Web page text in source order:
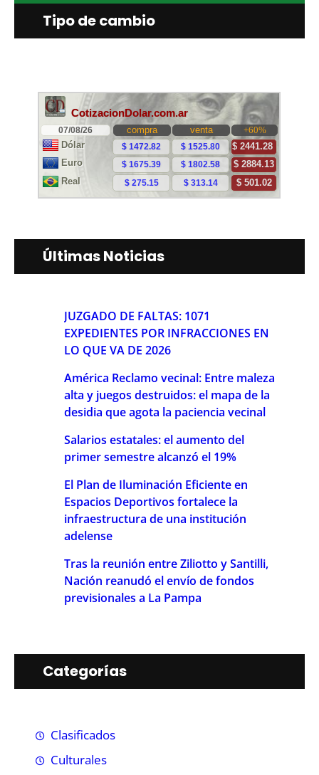
Tipo de cambio
Últimas Noticias
JUZGADO DE FALTAS: 1071
EXPEDIENTES POR INFRACCIONES EN
LO QUE VA DE 2026
América Reclamo vecinal: Entre maleza
alta y juegos destruidos: el mapa de la
desidia que agota la paciencia vecinal
Salarios estatales: el aumento del
primer semestre alcanzó el 19%
El Plan de Iluminación Eficiente en
Espacios Deportivos fortalece la
infraestructura de una institución
adelense
Tras la reunión entre Ziliotto y Santilli,
Nación reanudó el envío de fondos
previsionales a La Pampa
Categorías
Clasificados
Culturales